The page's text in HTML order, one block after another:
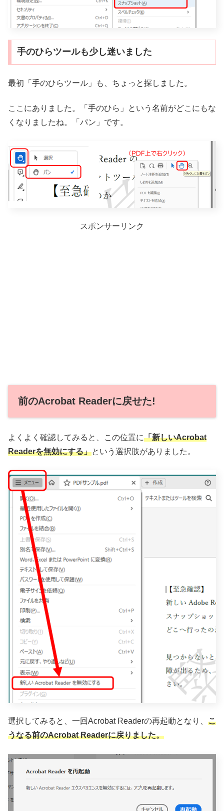
手のひらツールも少し迷いました
最初「手のひらツール」も、ちょっと探しました。
ここにありました。「手のひら」という名前がどこにもな
くなりましたね。「パン」です。
スポンサーリンク
前のAcrobat Readerに戻せた!
よくよく確認してみると、この位置に「新しいAcrobat
Readerを無効にする」という選択肢がありました。
選択してみると、一回Acrobat Readerの再起動となり、 こ
うなる前のAcrobat Readerに戻りました。